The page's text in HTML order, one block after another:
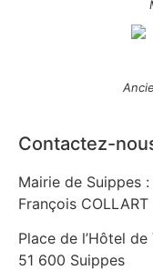
Contactez-
Mairie de Suippes :
François COLLART
Place de l’Hôtel de
51 600 Suippes